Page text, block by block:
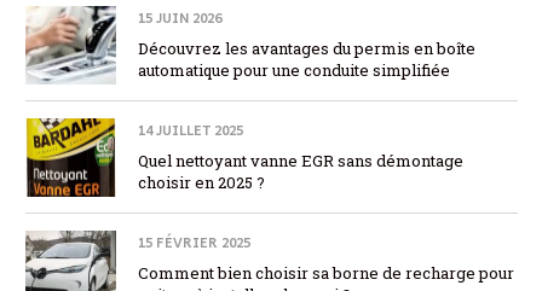
15 JUIN 2026
Découvrez les avantages du permis en boîte
automatique pour une conduite simplifiée
14 JUILLET 2025
Quel nettoyant vanne EGR sans démontage
choisir en 2025 ?
15 FÉVRIER 2025
Comment bien choisir sa borne de recharge pour